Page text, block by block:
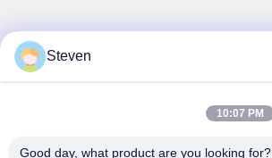
Steven
10:07 PM
Good day, what product are you looking for?